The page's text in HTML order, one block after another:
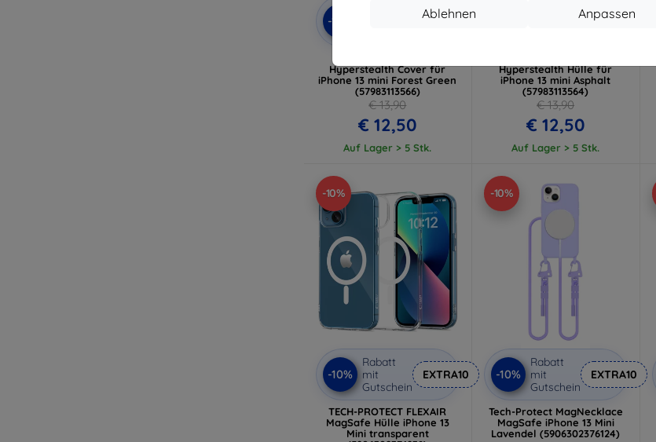
Anpassen
Ablehnen
-10% EXTRA10
Hyperstealth Cover für
iPhone 13 mini Forest Green
(57983113566)
€ 13,90
€ 12,50
Auf Lager > 5 Stk.
EXTRA10
Hyperstealth Hülle für
iPhone 13 mini Asphalt
(57983113564)
€ 13,90
€ 12,50
Auf Lager > 5 Stk.
-10%
-10%
Rabatt
mit
Gutschein
EXTRA10
TECH-PROTECT FLEXAIR
MagSafe Hülle iPhone 13
Mini transparent
-10%
-10%
Rabatt
mit
Gutschein
EXTRA10
Tech-Protect MagNecklace
MagSafe iPhone 13 Mini
Lavendel (5906302376124)